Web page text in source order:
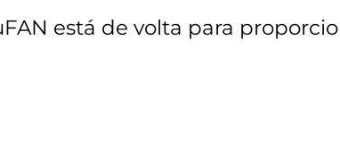
está de volta para